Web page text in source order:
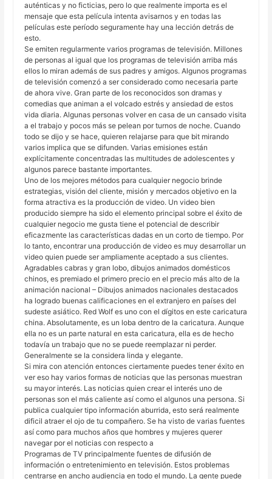
auténticas y no ficticias, pero lo que realmente importa es el
mensaje que esta película intenta avisarnos y en todas las
películas este período seguramente hay una lección detrás de
esto.
Se emiten regularmente varios programas de televisión. Millones
de personas al igual que los programas de televisión arriba más
ellos lo miran además de sus padres y amigos. Algunos programas
de televisión comenzó a ser considerado como necesaria parte
de ahora vive. Gran parte de los reconocidos son dramas y
comedias que animan a el volcado estrés y ansiedad de estos
vida diaria. Algunas personas volver en casa de un cansado visita
a el trabajo y pocos más se pelean por turnos de noche. Cuando
todo se dijo y se hace, quieren relajarse para que bit mirando
varios implica que se difunden. Varias emisiones están
explícitamente concentradas las multitudes de adolescentes y
algunos parece bastante importantes.
Uno de los mejores métodos para cualquier negocio brinde
estrategias, visión del cliente, misión y mercados objetivo en la
forma atractiva es la producción de video. Un video bien
producido siempre ha sido el elemento principal sobre el éxito de
cualquier negocio me gusta tiene el potencial de describir
eficazmente las características dadas en un corto de tiempo. Por
lo tanto, encontrar una producción de video es muy desarrollar un
video quien puede ser ampliamente aceptado a sus clientes.
Agradables cabras y gran lobo, dibujos animados domésticos
chinos, es premiado el primero precio en el precio más alto de la
animación nacional – Dibujos animados nacionales destacados
ha logrado buenas calificaciones en el extranjero en países del
sudeste asiático. Red Wolf es uno con el dígitos en este caricatura
china. Absolutamente, es un loba dentro de la caricatura. Aunque
ella no es un parte natural en esta caricatura, ella es de hecho
todavía un trabajo que no se puede reemplazar ni perder.
Generalmente se la considera linda y elegante.
Si mira con atención entonces ciertamente puedes tener éxito en
ver eso hay varios formas de noticias que las personas muestran
su mayor interés. Las noticias quien crear el interés uno de
personas son el más caliente así como el algunos una persona. Si
publica cualquier tipo información aburrida, esto será realmente
dificil atraer el ojo de tu compañero. Se ha visto de varias fuentes
así como para muchos años que hombres y mujeres querer
navegar por el noticias con respecto a
Programas de TV principalmente fuentes de difusión de
información o entretenimiento en televisión. Estos problemas
centrarse en ancho audiencia en todo el mundo. La gente puede